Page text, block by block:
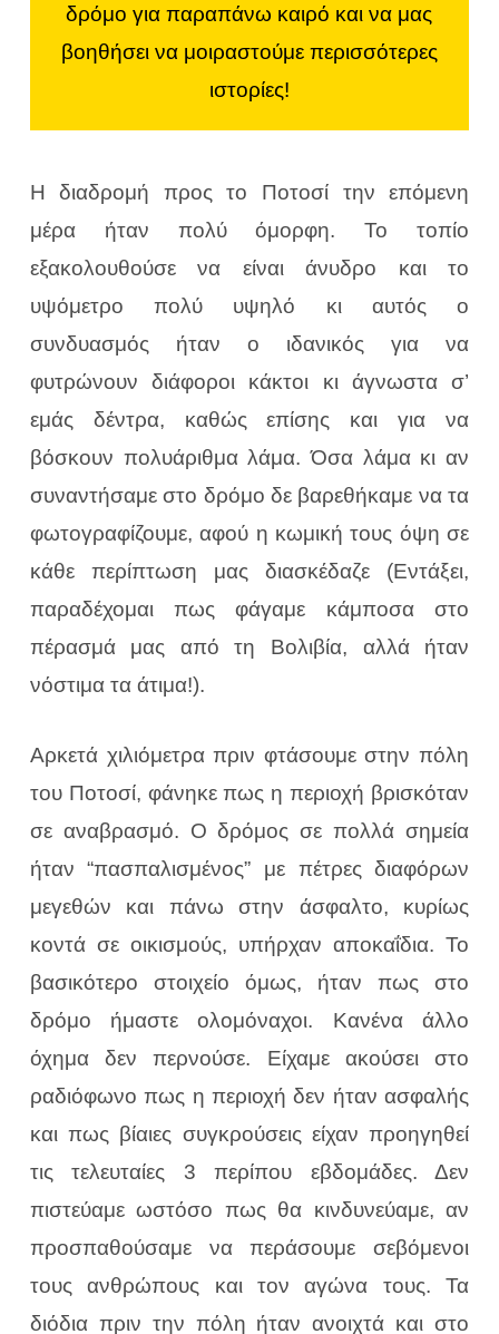
δρόμο για παραπάνω καιρό και να μας
βοηθήσει να μοιραστούμε περισσότερες
ιστορίες!
φωτογραφίες και τα βίντεό μας, μπορείς
να μας βοηθήσεις να συνεχίσουμε.
Η διαδρομή προς το Ποτοσί την επόμενη
μέρα ήταν πολύ όμορφη. Το τοπίο
εξακολουθούσε να είναι άνυδρο και το
υψόμετρο πολύ υψηλό κι αυτός ο
συνδυασμός ήταν ο ιδανικός για να
φυτρώνουν διάφοροι κάκτοι κι άγνωστα σ’
εμάς δέντρα, καθώς επίσης και για να
βόσκουν πολυάριθμα λάμα. Όσα λάμα κι αν
συναντήσαμε στο δρόμο δε βαρεθήκαμε να τα
φωτογραφίζουμε, αφού η κωμική τους όψη σε
κάθε περίπτωση μας διασκέδαζε (Εντάξει,
παραδέχομαι πως φάγαμε κάμποσα στο
πέρασμά μας από τη Βολιβία, αλλά ήταν
νόστιμα τα άτιμα!).
Αρκετά χιλιόμετρα πριν φτάσουμε στην πόλη
του Ποτοσί, φάνηκε πως η περιοχή βρισκόταν
σε αναβρασμό. Ο δρόμος σε πολλά σημεία
ήταν “πασπαλισμένος” με πέτρες διαφόρων
μεγεθών και πάνω στην άσφαλτο, κυρίως
κοντά σε οικισμούς, υπήρχαν αποκαΐδια. Το
βασικότερο στοιχείο όμως, ήταν πως στο
δρόμο ήμαστε ολομόναχοι. Κανένα άλλο
όχημα δεν περνούσε. Είχαμε ακούσει στο
ραδιόφωνο πως η περιοχή δεν ήταν ασφαλής
και πως βίαιες συγκρούσεις είχαν προηγηθεί
τις τελευταίες 3 περίπου εβδομάδες. Δεν
πιστεύαμε ωστόσο πως θα κινδυνεύαμε, αν
προσπαθούσαμε να περάσουμε σεβόμενοι
τους ανθρώπους και τον αγώνα τους. Τα
διόδια πριν την πόλη ήταν ανοιχτά και στο